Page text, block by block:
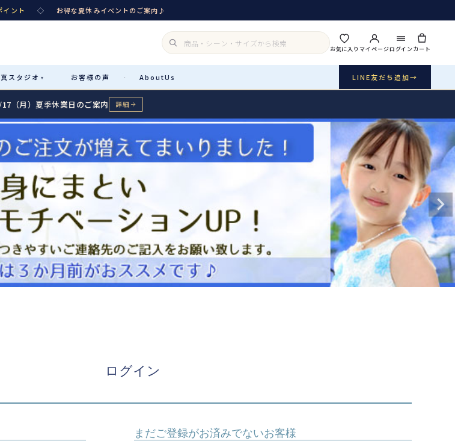
イント ◇ お得な夏休みイベントのご案内♪
お気に入りマイページログインカート
スタジオ ▾ お客様の声 · AboutUs LINE友だち追加→
サイズで選ぶ→
Sale販売
コスチューム アウター インナー・パニエ
アクセサリー ジュエリー 音楽雑貨
別・サイズで絞り込む→
内
・料金
の補償
Buy & Support ご購入・サポート
08 送料・お支払い
送料・決済方法
09 お問い合わせ
電話・メール・LINE
対応 七五三・発表会・記念撮影
（月）夏季休業日のご案内 詳細
ログイン
まだご登録がお済みでないお客様